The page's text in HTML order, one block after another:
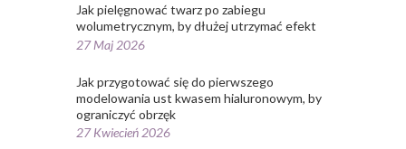
Jak pielęgnować twarz po zabiegu
wolumetrycznym, by dłużej utrzymać efekt
27 Maj 2026
Jak przygotować się do pierwszego
modelowania ust kwasem hialuronowym, by
ograniczyć obrzęk
27 Kwiecień 2026